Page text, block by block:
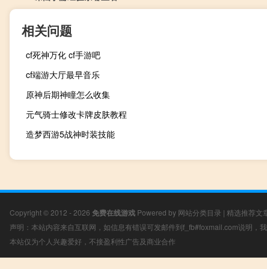
相关问题
cf死神万化 cf手游吧
cf端游大厅最早音乐
原神后期神瞳怎么收集
元气骑士修改卡牌皮肤教程
造梦西游5战神时装技能
Copyright © 2012 - 2026 免费在线游戏 Powered by 网站分类目录 | 精选推荐文
声明：本站内容来自互联网，如信息有错误可发邮件到f_fb#foxmail.com说明，
本站仅为个人兴趣爱好，不接盈利性广告及商业合作